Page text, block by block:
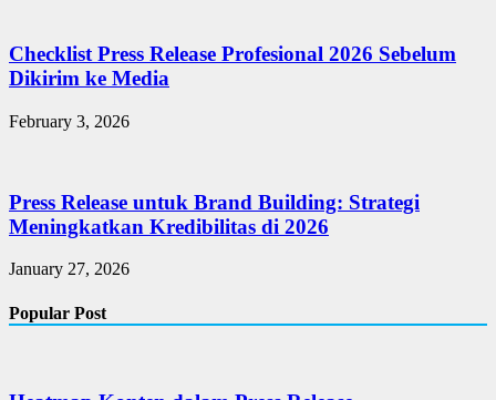
Checklist Press Release Profesional 2026 Sebelum
Dikirim ke Media
February 3, 2026
Press Release untuk Brand Building: Strategi
Meningkatkan Kredibilitas di 2026
January 27, 2026
Popular Post